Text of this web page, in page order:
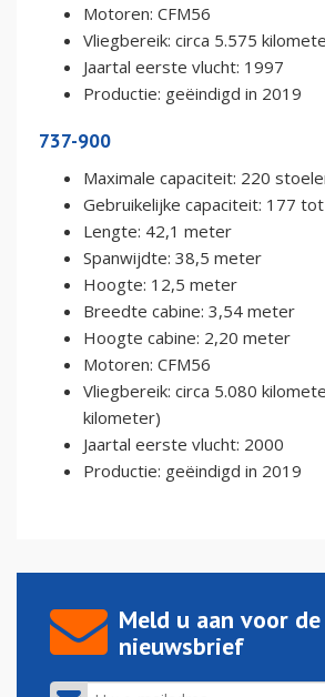
Motoren: CFM56
Vliegbereik: circa 5.575
Jaartal eerste vlucht: 1997
Productie: geëindigd in 2019
737-900
Maximale capaciteit: 220
Gebruikelijke capaciteit: 177
Lengte: 42,1 meter
Spanwijdte: 38,5 meter
Hoogte: 12,5 meter
Breedte cabine: 3,54 meter
Hoogte cabine: 2,20 meter
Motoren: CFM56
Vliegbereik: circa 5.080
kilometer)
Jaartal eerste vlucht: 2000
Productie: geëindigd in 2019
Meld u aan voor de
nieuwsbrief